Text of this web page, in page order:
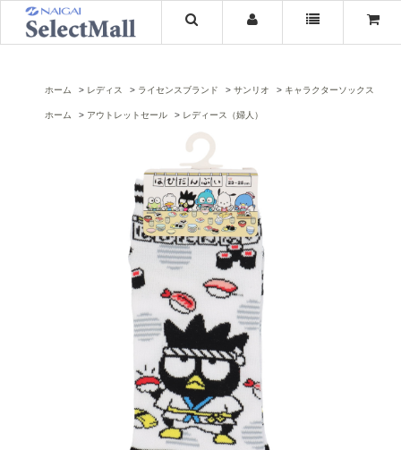
ホーム レディス ライセンスブランド サンリオ キャラクターソックス
ホーム アウトレットセール レディース（婦人）